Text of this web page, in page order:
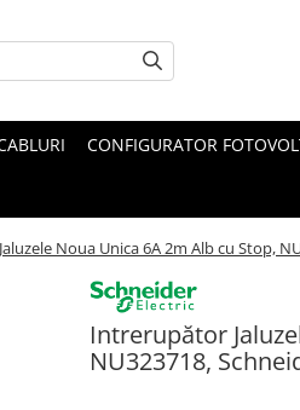
CONFIGURATOR
Noua Unica 6A 2m Alb cu Stop,
Intrerupător
NU323718,